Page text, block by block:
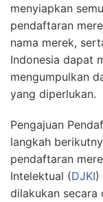
menyiapkan
pendaftaran
nama merek,
Indonesia dapat
mengumpulkan
yang diperlukan.
Pengajuan
langkah
pendaftaran
Intelektual (DJKI)
dilakukan secara